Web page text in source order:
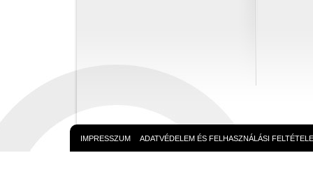
IMPRESSZUM ADATVÉDELEM ÉS FELHASZNÁLÁSI